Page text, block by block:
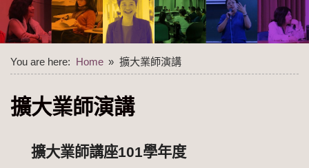
You are here: Home 擴大業師演講
擴大業師演講
擴大業師講座101學年度